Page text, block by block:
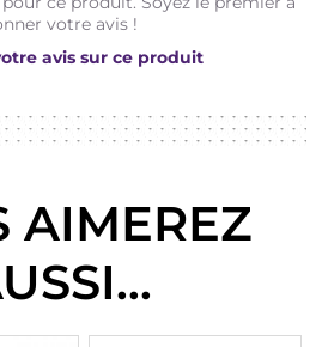
votre avis !
avis sur ce produit
AIMEREZ